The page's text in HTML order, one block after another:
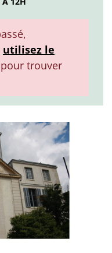
utilisez le
pour trouver